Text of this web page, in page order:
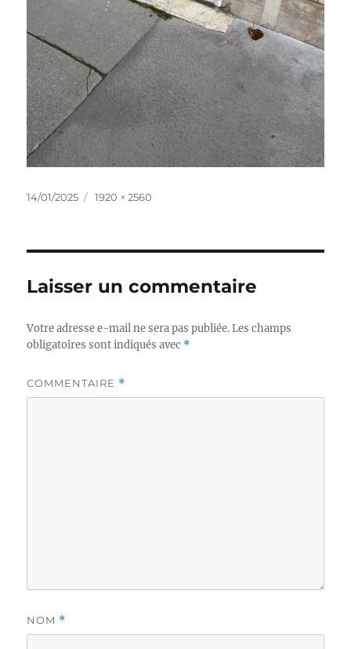
Publié
14/01/2025
Taille
1920 × 2560
Laisser un commentaire
Votre adresse e-mail ne sera pas publiée. Les champs
obligatoires sont indiqués avec *
COMMENTAIRE *
NOM *